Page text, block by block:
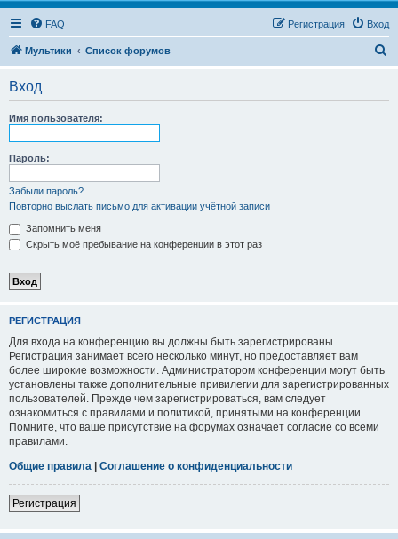
FAQ Вход
Регистрация
Мультики Список форумов
Вход
Имя пользователя:
Пароль:
Забыли пароль?
Повторно выслать письмо для активации учётной записи
Запомнить меня
Скрыть моё пребывание на конференции в этот раз
РЕГИСТРАЦИЯ
Для входа на конференцию вы должны быть зарегистрированы.
Регистрация занимает всего несколько минут, но предоставляет вам
более широкие возможности. Администратором конференции могут быть
установлены также дополнительные привилегии для зарегистрированных
пользователей. Прежде чем зарегистрироваться, вам следует
ознакомиться с правилами и политикой, принятыми на конференции.
Помните, что ваше присутствие на форумах означает согласие со всеми
правилами.
Общие правила | Соглашение о конфиденциальности
Регистрация